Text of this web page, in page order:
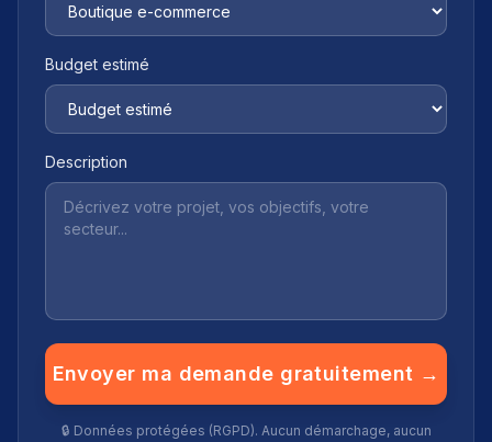
Budget estimé
Description
Envoyer ma demande gratuitement →
🔒 Données protégées (RGPD). Aucun démarchage, aucun